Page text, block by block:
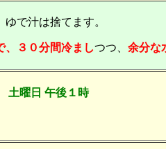
で汁は捨てます。
、３０分間冷ましつつ、 余分な
土曜日 午後１時